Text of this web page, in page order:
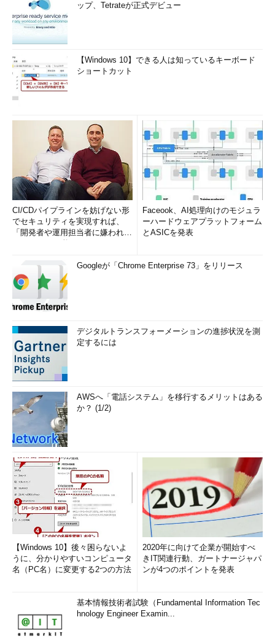
ップ、Tetrateが正式デビュー
【Windows 10】できる人は知っているキーボード
ショートカット
CI/CDパイプラインを妨げない形
でセキュリティを実現すれば、
「開発者や運用担当者に嫌われな
Faceook、AI処理向けのモジュラ
ーハードウェアプラットフォーム
とASICを発表
Googleが「Chrome Enterprise 73」をリリース
デジタルトランスフォーメーションの進捗状況を測
定するには
AWSへ「電話システム」を移行するメリットはある
か？ (1/2)
【Windows 10】後々困らないよ
うに、分かりやすいコンピュータ
名（PC名）に変更する2つの方法
2020年に向けて企業が開始すべ
きIT関連行動、ガートナージャパ
ンが4つのポイントを発表
基本情報技術者試験（Fundamental Information Tec
hnology Engineer Examin...